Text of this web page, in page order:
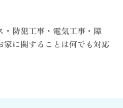
・防犯工事・電気工事・障
に関することは何でも対応